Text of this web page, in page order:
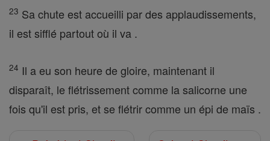
23 Sa chute est accueilli par des applaudissements,
il est sifflé partout où il va .
24 Il a eu son heure de gloire, maintenant il
disparaît, le flétrissement comme la salicorne une
fois qu'il est pris, et se flétrir comme un épi de maïs .